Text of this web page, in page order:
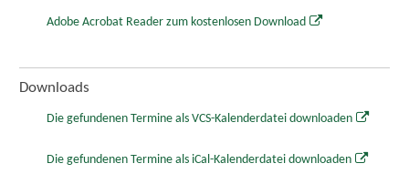
Adobe Acrobat Reader zum kostenlosen Download
Downloads
Die gefundenen Termine als VCS-Kalenderdatei downloaden
Die gefundenen Termine als iCal-Kalenderdatei downloaden